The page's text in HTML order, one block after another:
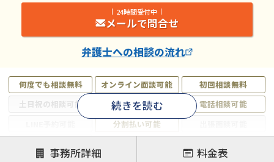
何度でも相談無料 オンライン面談可能
初回相談無料
土日祝の相談可能
19時以降電話可能
電話相談可能
分割払い可能
続きを読む
24時間受付中
メールで問合せ
弁護士への相談の流れ
事務所詳細 料金表